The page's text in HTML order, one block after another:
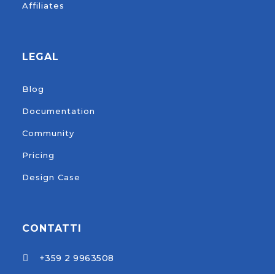
Affiliates
LEGAL
Blog
Documentation
Community
Pricing
Design Case
CONTATTI
 +359 2 9963508